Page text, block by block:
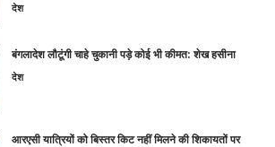
देश
बंगलादेश लौटूंगी चाहे चुकानी पड़े कोई भी कीमत: शेख हसीना
देश
आरएसी यात्रियों को बिस्तर किट नहीं मिलने की शिकायतों पर